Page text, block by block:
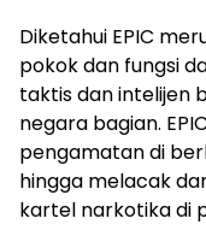
Diketahui EPIC
pokok dan fungsi
taktis dan intelijen
negara bagian.
pengamatan di
hingga melacak
kartel narkotika di